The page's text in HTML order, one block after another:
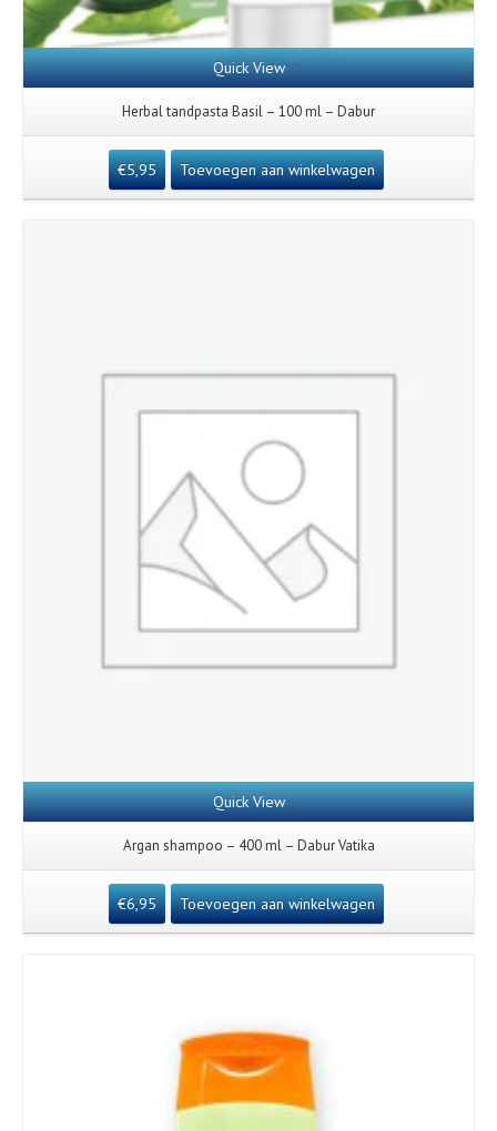
Quick View
Herbal tandpasta Basil – 100 ml – Dabur
€5,95 Toevoegen aan winkelwagen
Quick View
Argan shampoo – 400 ml – Dabur Vatika
€6,95 Toevoegen aan winkelwagen